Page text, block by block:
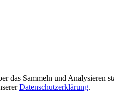
das Sammeln und
Datenschutzerklärung.